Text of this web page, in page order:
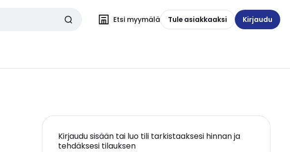
Etsi myymälä Tule asiakkaaksi Kirjaudu
Kirjaudu sisään tai luo tili tarkistaaksesi hinnan ja
tehdäksesi tilauksen